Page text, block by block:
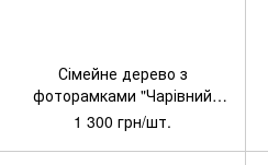
Сімейне дерево з
фоторамками "Чарівний
куточок" 120х110 см
1 300 грн/шт.